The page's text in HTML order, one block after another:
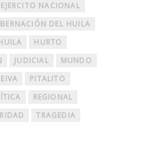
EJERCITO NACIONAL
DEL HUILA
HURTO
JUDICIAL
MUNDO
PITALITO
REGIONAL
TRAGEDIA